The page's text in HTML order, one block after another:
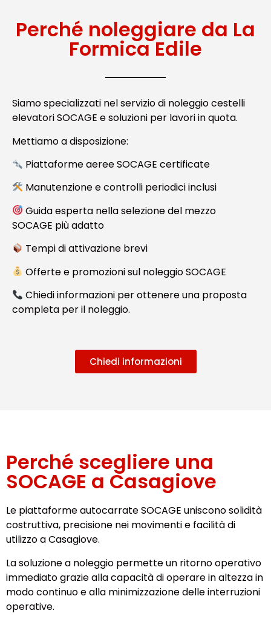
Perché noleggiare da La
Formica Edile
Siamo specializzati nel servizio di noleggio cestelli
elevatori SOCAGE e soluzioni per lavori in quota.
Mettiamo a disposizione:
Piattaforme aeree SOCAGE certificate
Manutenzione e controlli periodici inclusi
Guida esperta nella selezione del mezzo
SOCAGE più adatto
Tempi di attivazione brevi
Offerte e promozioni sul noleggio SOCAGE
Chiedi informazioni per ottenere una proposta
completa per il noleggio.
Chiedi informazioni
Perché scegliere una
SOCAGE a Casagiove
Le piattaforme autocarrate SOCAGE uniscono solidità
costruttiva, precisione nei movimenti e facilità di
utilizzo a Casagiove.
La soluzione a noleggio permette un ritorno operativo
immediato grazie alla capacità di operare in altezza in
modo continuo e alla minimizzazione delle interruzioni
operative.